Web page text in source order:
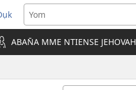
ABAN̄A MME NTIENSE JEHOVAH